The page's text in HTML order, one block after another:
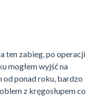
ten zabieg, po operacji
mogłem wyjść na
od ponad roku, bardzo
z kręgosłupem co